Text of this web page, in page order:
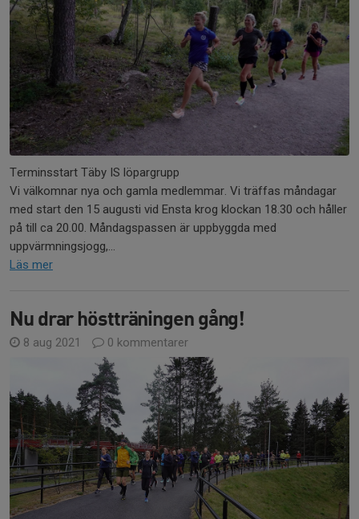
Terminsstart Täby IS löpargrupp
Vi välkomnar nya och gamla medlemmar. Vi träffas måndagar
med start den 15 augusti vid Ensta krog klockan 18.30 och håller
på till ca 20.00. Måndagspassen är uppbyggda med
uppvärmningsjogg,...
Läs mer
Nu drar höstträningen gång!
8 aug 2021 0 kommentarer